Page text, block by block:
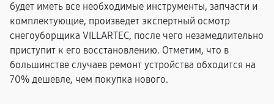
будет иметь все необходимые инструменты, запчасти и
комплектующие, произведет экспертный осмотр
снегоуборщика VILLARTEC, после чего незамедлительно
приступит к его восстановлению. Отметим, что в
большинстве случаев ремонт устройства обходится на
70% дешевле, чем покупка нового.